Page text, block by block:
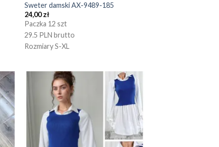
Sweter damski AX-9489-185
24,00zł
Paczka 12 szt
29.5 PLN brutto
Rozmiary S-XL